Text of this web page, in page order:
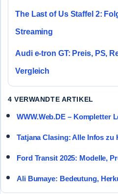
The Last of Us Staffel 2:
Streaming
Audi e-tron GT: Preis, PS,
Vergleich
4 VERWANDTE ARTIKEL
WWW.Web.DE – Kompletter
Tatjana Clasing: Alle Infos
Ford Transit 2025: Modelle,
Ali Bumaye: Bedeutung,